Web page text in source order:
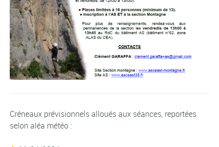
Créneaux prévisionnels alloués aux séances, reportées
selon aléa météo :